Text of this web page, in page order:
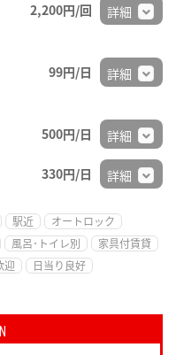
2,200円/回 詳細
99円/日 詳細
500円/日 詳細
330円/日 詳細
駅近
オートロック
風呂･トイレ別
家具付賃貸
迎
日当り良好